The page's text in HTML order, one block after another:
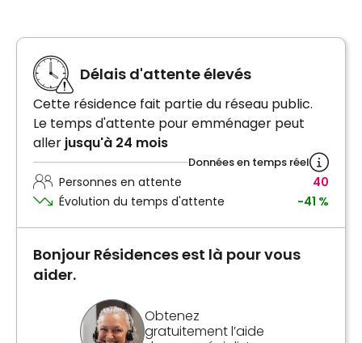
Délais d'attente élevés
Cette résidence fait partie du réseau public.
Le temps d'attente pour emménager peut
aller jusqu'à 24 mois
Données en temps réel
Personnes en attente
40
Évolution du temps d'attente
-41 %
Bonjour Résidences est là pour vous
aider.
Obtenez
gratuitement l’aide